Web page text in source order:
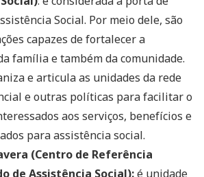
Social. Por meio dele, são
capazes de fortalecer a
família e também da comunidade.
e articula as unidades da rede
e outras políticas para facilitar o
aos serviços, benefícios e
para assistência social.
(Centro de Referência
de Assistência Social):é unidade